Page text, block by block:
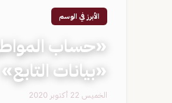
الأبرز في الوسم
«حساب
«بيانات التابع»
الخميس 22 أكتوبر 2020